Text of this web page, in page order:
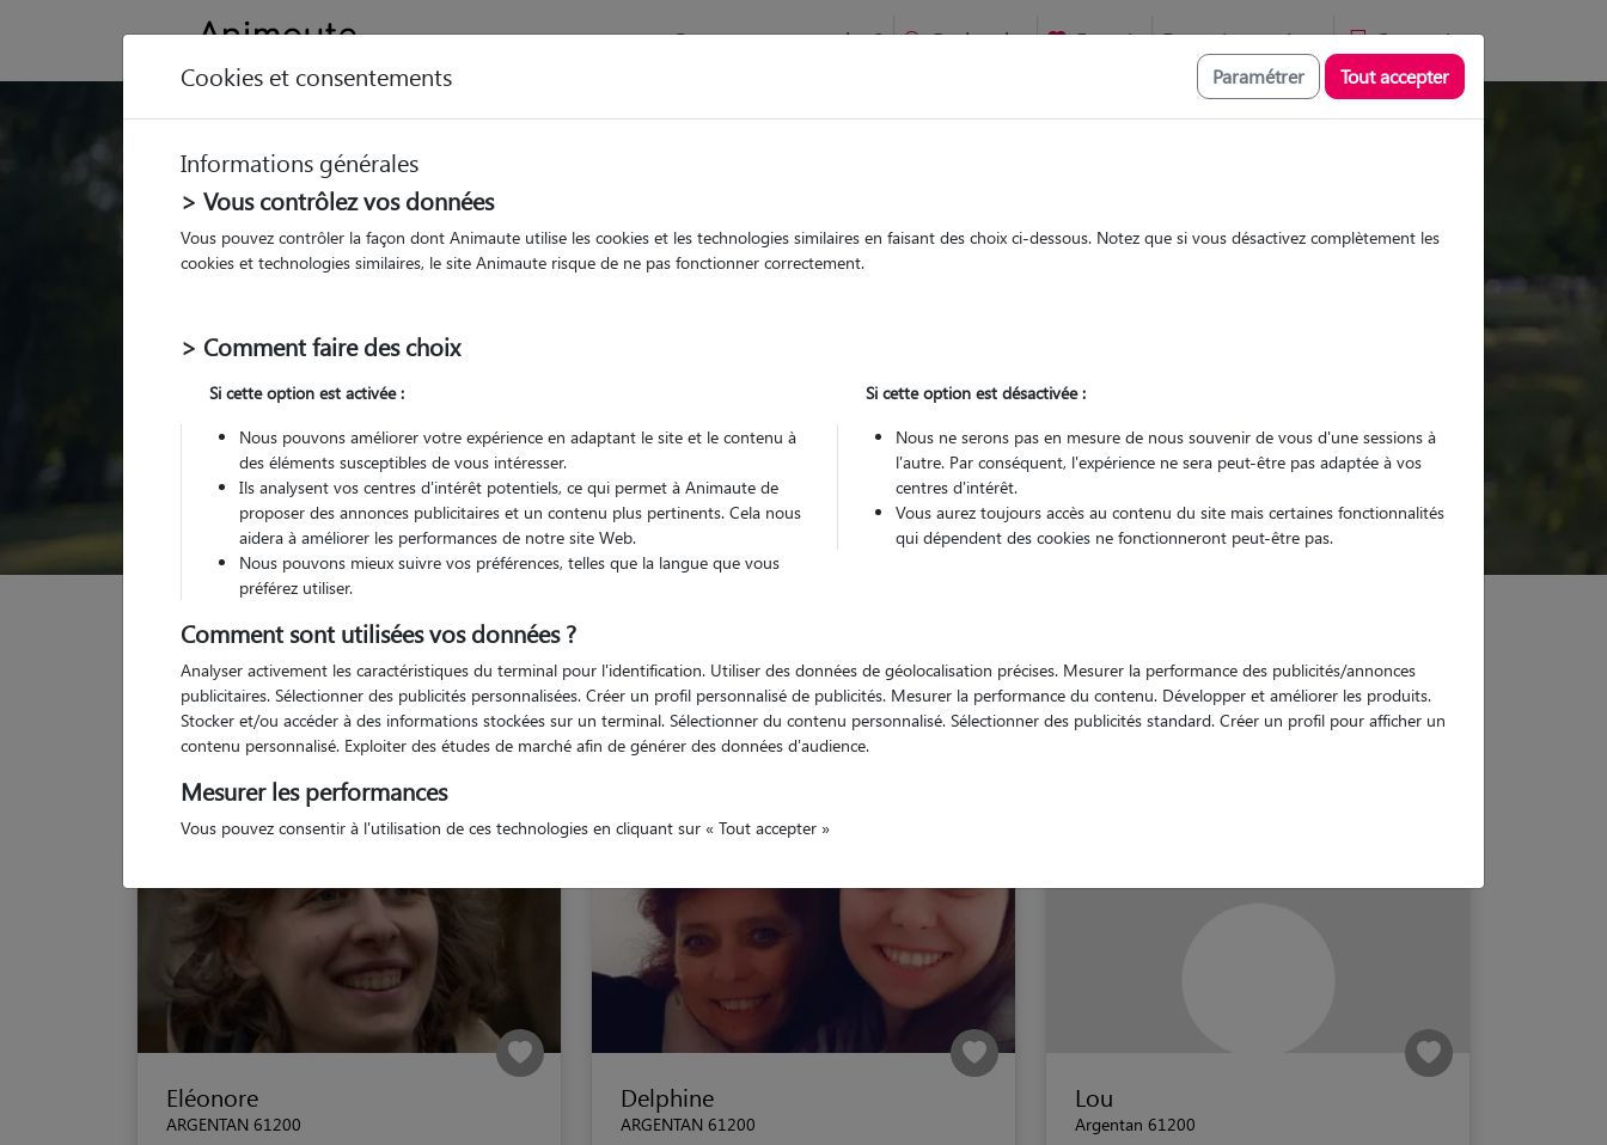
Comment ça marche ? Recherche Favoris Devenir pet sitter Connexion
Trouvez votre gardien idéal !
Parmi nospet sitters vérifiés chez le Pet Sitter
chez le Pet Sitter Visites
Visites
Pour quel animal ?
Trouver mon Pet Sitter
Garde animaux France Normandie Orne Argentan
Nos cat sitters à Argentan
Eléonore
ARGENTAN 61200
Delphine
ARGENTAN 61200
Lou
Argentan 61200
Cookies et consentements Paramétrer Tout accepter
Informations générales
> Vous contrôlez vos données
Vous pouvez contrôler la façon dont Animaute utilise les cookies et les technologies similaires en faisant des choix ci-dessous. Notez que si vous désactivez complètement les
cookies et technologies similaires, le site Animaute risque de ne pas fonctionner correctement.
> Comment faire des choix
Si cette option est activée :
Nous pouvons améliorer votre expérience en adaptant le site et le contenu à
des éléments susceptibles de vous intéresser.
Ils analysent vos centres d'intérêt potentiels, ce qui permet à Animaute de
proposer des annonces publicitaires et un contenu plus pertinents. Cela nous
aidera à améliorer les performances de notre site Web.
Nous pouvons mieux suivre vos préférences, telles que la langue que vous
préférez utiliser.
Si cette option est désactivée :
Nous ne serons pas en mesure de nous souvenir de vous d'une sessions à
l'autre. Par conséquent, l'expérience ne sera peut-être pas adaptée à vos
centres d'intérêt.
Vous aurez toujours accès au contenu du site mais certaines fonctionnalités
qui dépendent des cookies ne fonctionneront peut-être pas.
Comment sont utilisées vos données ?
Analyser activement les caractéristiques du terminal pour l'identification. Utiliser des données de géolocalisation précises. Mesurer la performance des publicités/annonces
publicitaires. Sélectionner des publicités personnalisées. Créer un profil personnalisé de publicités. Mesurer la performance du contenu. Développer et améliorer les produits.
Stocker et/ou accéder à des informations stockées sur un terminal. Sélectionner du contenu personnalisé. Sélectionner des publicités standard. Créer un profil pour afficher un
contenu personnalisé. Exploiter des études de marché afin de générer des données d'audience.
Mesurer les performances
Vous pouvez consentir à l'utilisation de ces technologies en cliquant sur « Tout accepter »